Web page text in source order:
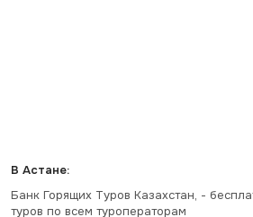
В Астане:
Банк Горящих Туров Казахстан, -
туров по всем туроператорам